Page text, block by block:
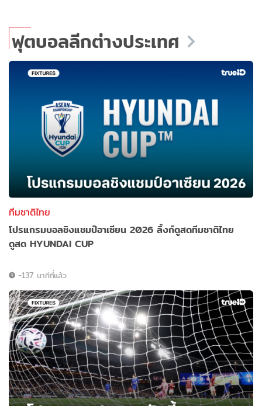
ฟุตบอลลีกต่างประเทศ
ทีมชาติไทย
โปรแกรมบอลชิงแชมป์อาเซียน 2026 ลิ้งก์ดูสดทีมชาติไทย
ดูสด HYUNDAI CUP
-137 นาทีที่แล้ว